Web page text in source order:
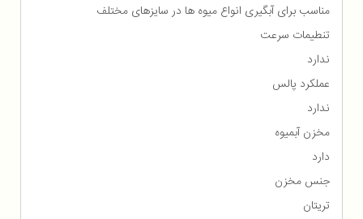
مناسب برای آبگیری انواع میوه ها در سایزهای مختلف
تنطیمات سرعت
ندارد
عملکرد پالس
ندارد
مخزن آبمیوه
دارد
جنس مخزن
تریتان